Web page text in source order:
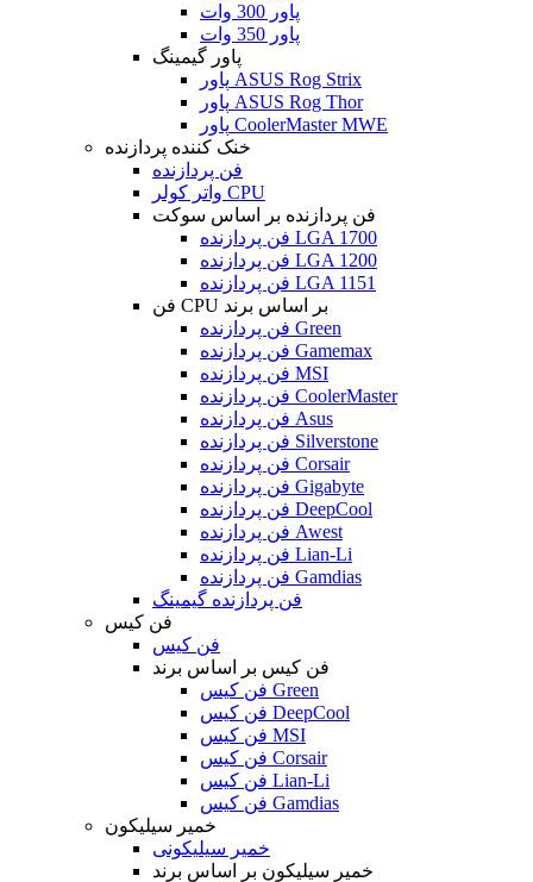
پاور 300 وات
پاور 350 وات
پاور گیمینگ
پاور ASUS Rog Strix
پاور ASUS Rog Thor
پاور CoolerMaster MWE
خنک کننده پردازنده
فن پردازنده
واتر کولر CPU
فن پردازنده بر اساس سوکت
فن پردازنده LGA 1700
فن پردازنده LGA 1200
فن پردازنده LGA 1151
فن CPU بر اساس برند
فن پردازنده Green
فن پردازنده Gamemax
فن پردازنده MSI
فن پردازنده CoolerMaster
فن پردازنده Asus
فن پردازنده Silverstone
فن پردازنده Corsair
فن پردازنده Gigabyte
فن پردازنده DeepCool
فن پردازنده Awest
فن پردازنده Lian-Li
فن پردازنده Gamdias
فن پردازنده گیمینگ
فن کیس
فن کیس
فن کیس بر اساس برند
فن کیس Green
فن کیس DeepCool
فن کیس MSI
فن کیس Corsair
فن کیس Lian-Li
فن کیس Gamdias
خمیر سیلیکون
خمیر سیلیکونی
خمیر سیلیکون بر اساس برند